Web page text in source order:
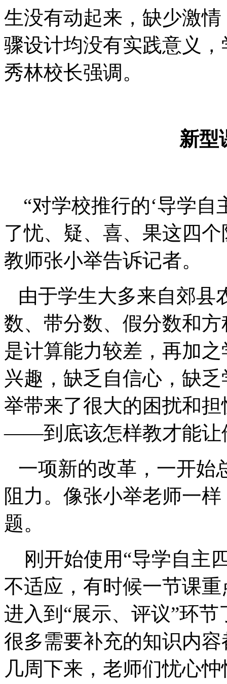
生没有动起来，缺少激
骤设计均没有实践意义
秀林校长强调。
新型
“对学校推行的‘导学
了忧、疑、喜、果这四
教师张小举告诉记者。
由于学生大多来自郊县
数、带分数、假分数和
是计算能力较差，再加
兴趣，缺乏自信心，缺
举带来了很大的困扰和
——到底该怎样教才能让
一项新的改革，一开始
阻力。像张小举老师一
题。
刚开始使用“导学自主
不适应，有时候一节课
进入到“展示、评议”环
很多需要补充的知识内
几周下来，老师们忧心